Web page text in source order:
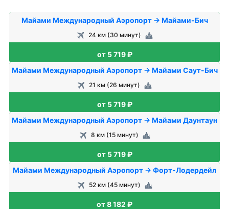
Майами Международный Аэропорт → Майами-Бич
24 км (30 минут)
от 5 719 ₽
Майами Международный Аэропорт → Майами Саут-Бич
21 км (26 минут)
от 5 719 ₽
Майами Международный Аэропорт → Майами Даунтаун
8 км (15 минут)
от 5 719 ₽
Майами Международный Аэропорт → Форт-Лодердейл
52 км (45 минут)
от 8 182 ₽